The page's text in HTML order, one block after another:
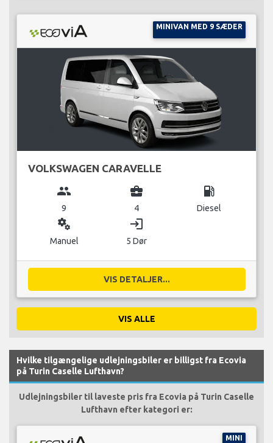
MINIVAN MED 9 SÆDER
VOLKSWAGEN CARAVELLE
group
9
business_center
4
local_gas_station
Diesel
miscellaneous_services
Manuel
login
5 Dør
VIS DETALJER...
VIS ALLE
Hvilke tilgængelige udlejningsbiler er billigst fra Ecovia
på Turin Caselle Lufthavn?
Udlejningsbiler til laveste pris fra Ecovia på Turin Caselle
Lufthavn efter kategori er:
MINI